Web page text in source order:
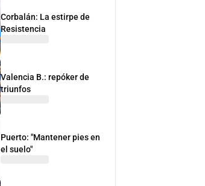
Corbalán: La estirpe de
Resistencia
Valencia B.: repóker de
triunfos
Puerto: "Mantener pies en
el suelo"